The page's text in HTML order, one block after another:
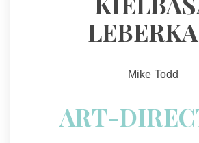
Mike Todd
ART-